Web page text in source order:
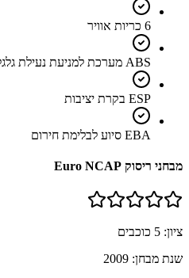
6 כריות אוויר
ABS מערכת למניעת נעילת גלגלים
ESP בקרת יציבות
EBA סיוע לבלימת חירום
מבחני ריסוק Euro NCAP
ציון: 5 כוכבים
שנת מבחן: 2009